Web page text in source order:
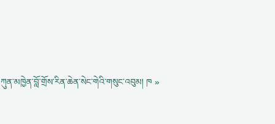
ཀུན་མཁྱེན་བློ་གྲོས་རིན་ཆེན་སེང་གེའི་གསུང་འབུམ། ཁ »